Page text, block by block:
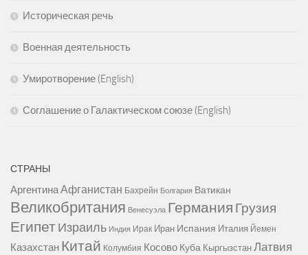
Историческая речь
Военная деятельность
Умиротворение (English)
Соглашение о Галактическом союзе (English)
СТРАНЫ
АргентинаАфганистан Бахрейн Болгария Ватикан
Великобритания Венесуэла Германия Грузия
ЕгипетИзраиль Индия Ирак Иран Испания Италия Йемен
Казахстан Китай Колумбия Косово Куба Кыргызстан Латвия